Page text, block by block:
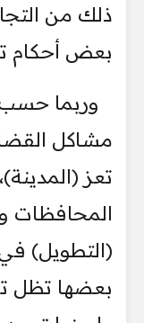
ذلك من
بعض أحكام
وربما
مشاكل
تعز
المحافظات
(التطويل)
بعضها تظل